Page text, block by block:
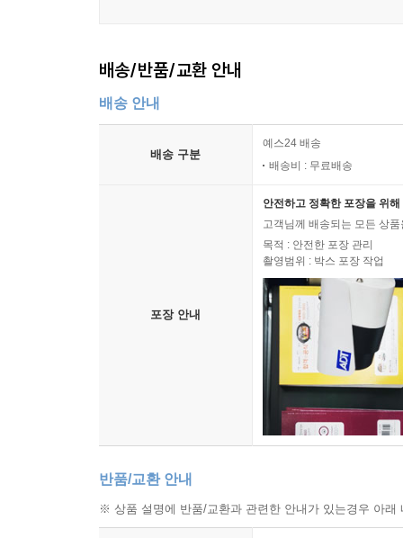
배송/반품/교환 안내
배송 안내
배송 구분
예스24 배송
배송비 : 무료배송
포장 안내
안전하고 정확한 포장을 위
고객님께 배송되는 모든 상
목적 : 안전한 포장 관리
촬영범위 : 박스 포장 작업
반품/교환 안내
※ 상품 설명에 반품/교환과 관련한 안내가 있는경우 아